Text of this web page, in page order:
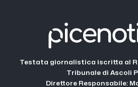
Testata giornalistica iscritta al
Tribunale di Ascoli
Direttore Responsabile: